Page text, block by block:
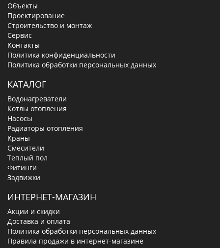
Объекты
Проектирование
Строительство и монтаж
Сервис
Контакты
Политика конфиденциальности
Политика обработки персональных данных
КАТАЛОГ
Водонагреватели
Котлы отопления
Насосы
Радиаторы отопления
Краны
Смесители
Теплый пол
Фитинги
Задвижки
ИНТЕРНЕТ-МАГАЗИН
Акции и скидки
Доставка и оплата
Политика обработки персональных данных
Правила продажи в интернет-магазине